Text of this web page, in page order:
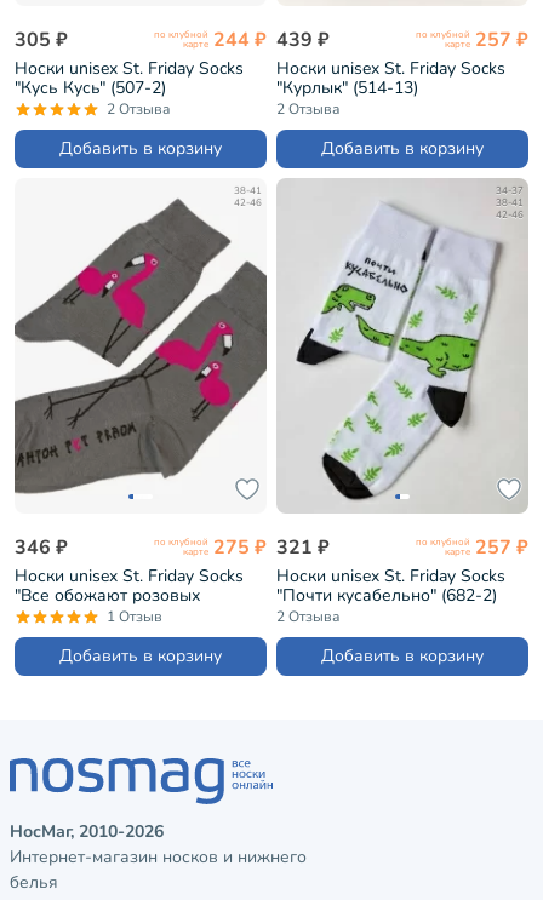
305 ₽ по клубной
карте 244 ₽
Носки unisex St. Friday Socks
"Кусь Кусь" (507-2)
2 Отзыва
Добавить в корзину
439 ₽ по клубной
карте 257 ₽
Носки unisex St. Friday Socks
"Курлык" (514-13)
2 Отзыва
Добавить в корзину
38-41
42-46
346 ₽ по клубной
карте 275 ₽
Носки unisex St. Friday Socks
"Все обожают розовых
фламинго" (574-14)
1 Отзыв
Добавить в корзину
34-37
38-41
42-46
321 ₽ по клубной
карте 257 ₽
Носки unisex St. Friday Socks
"Почти кусабельно" (682-2)
2 Отзыва
Добавить в корзину
НосМаг, 2010-2026
Интернет-магазин носков и нижнего
белья